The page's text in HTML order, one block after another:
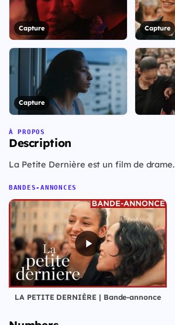
Capture Capture
Capture
À PROPOS
Description
La Petite Dernière est un film de drame.
BANDES-ANNONCES
LA PETITE DERNIÈRE | Bande-annonce